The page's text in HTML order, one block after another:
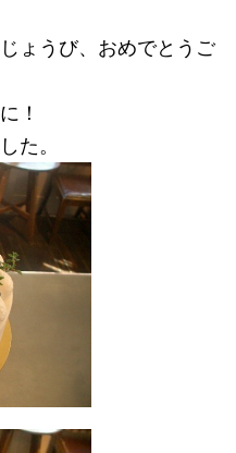
ょうび、おめでとうご
！
た。